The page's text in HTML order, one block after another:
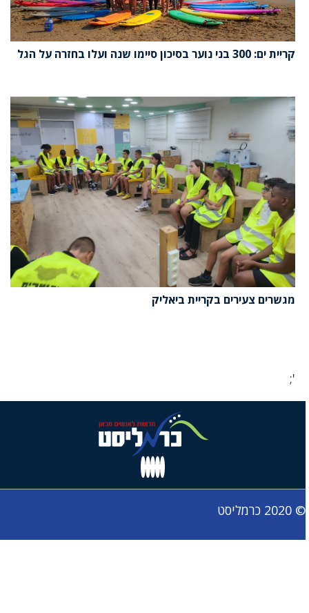
קריית ים: 300 בני נוער בסיכון סיימו שנה ועלו בחזרה על הגל
מגשרים צעירים בקריית ביאליק
';
© 2020 כרמליסט